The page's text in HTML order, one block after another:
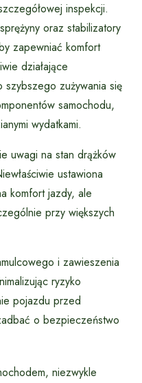
inspekcji.
oraz stabilizatory
zapewniać komfort
działające
zużywania się
samochodu,
wydatkami.
uwagi na stan drążków
ustawiona
komfort jazdy, ale
przy większych
i zawieszenia
ryzyko
pojazdu przed
o bezpieczeństwo
niezwykle